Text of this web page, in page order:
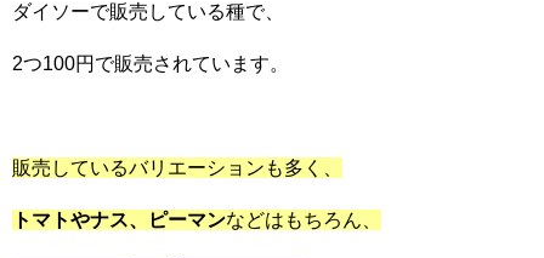
ダイソーで販売している種で、
2つ100円で販売されています。
販売しているバリエーションも多く、
トマトやナス、ピーマンなどはもちろん、